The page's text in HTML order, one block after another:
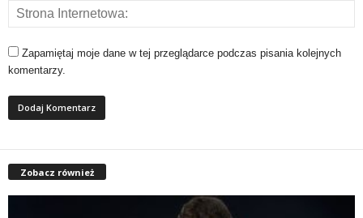
Zapamiętaj moje dane w tej przeglądarce podczas pisania kolejnych
komentarzy.
Zobacz również